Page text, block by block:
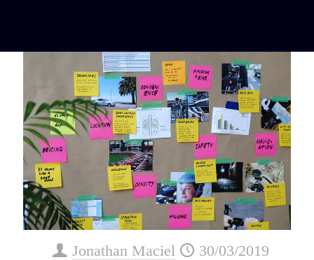
Jonathan Maciel
30/03/2019